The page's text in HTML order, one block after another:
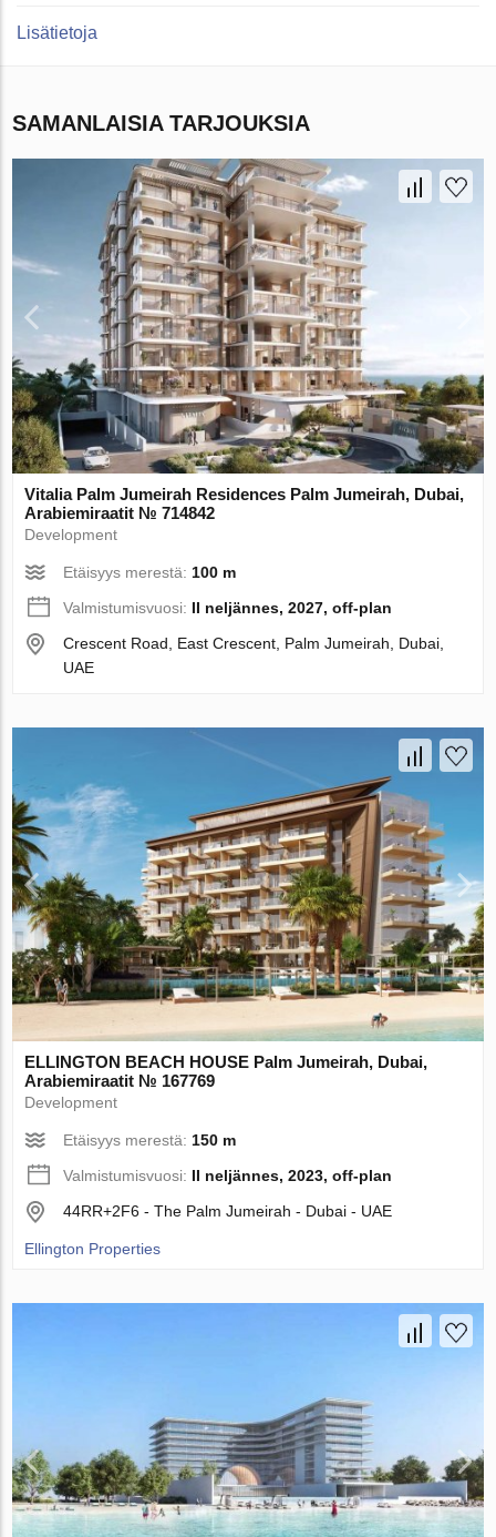
Lisätietoja
SAMANLAISIA TARJOUKSIA
Vitalia Palm Jumeirah Residences Palm Jumeirah, Dubai,
Arabiemiraatit № 714842
Development
Etäisyys merestä: 100 m
Valmistumisvuosi: II neljännes, 2027, off-plan
Crescent Road, East Crescent, Palm Jumeirah, Dubai,
UAE
ELLINGTON BEACH HOUSE Palm Jumeirah, Dubai,
Arabiemiraatit № 167769
Development
Etäisyys merestä:150 m
Valmistumisvuosi: II neljännes, 2023, off-plan
44RR+2F6 - The Palm Jumeirah - Dubai - UAE
Ellington Properties